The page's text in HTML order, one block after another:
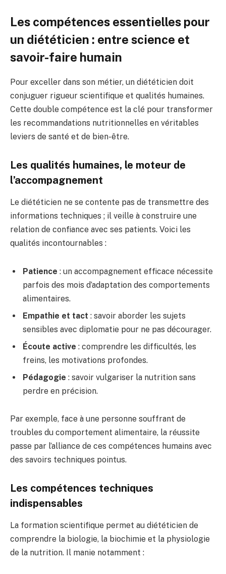
Les compétences essentielles pour
un diététicien : entre science et
savoir-faire humain
Pour exceller dans son métier, un diététicien doit
conjuguer rigueur scientifique et qualités humaines.
Cette double compétence est la clé pour transformer
les recommandations nutritionnelles en véritables
leviers de santé et de bien-être.
Les qualités humaines, le moteur de
l’accompagnement
Le diététicien ne se contente pas de transmettre des
informations techniques ; il veille à construire une
relation de confiance avec ses patients. Voici les
qualités incontournables :
Patience : un accompagnement efficace nécessite
parfois des mois d’adaptation des comportements
alimentaires.
Empathie et tact : savoir aborder les sujets
sensibles avec diplomatie pour ne pas décourager.
Écoute active : comprendre les difficultés, les
freins, les motivations profondes.
Pédagogie : savoir vulgariser la nutrition sans
perdre en précision.
Par exemple, face à une personne souffrant de
troubles du comportement alimentaire, la réussite
passe par l’alliance de ces compétences humains avec
des savoirs techniques pointus.
Les compétences techniques
indispensables
La formation scientifique permet au diététicien de
comprendre la biologie, la biochimie et la physiologie
de la nutrition. Il manie notamment :